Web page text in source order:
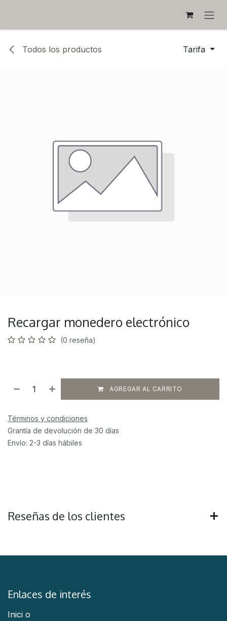
Todos los productos Tarifa
Recargar monedero electrónico
(0 reseña)
AGREGAR AL CARRITO
Términos y condiciones
Grantía de devolución de 30 días
Envío: 2-3 días hábiles
Reseñas de los clientes
Enlaces de interés
Inici o